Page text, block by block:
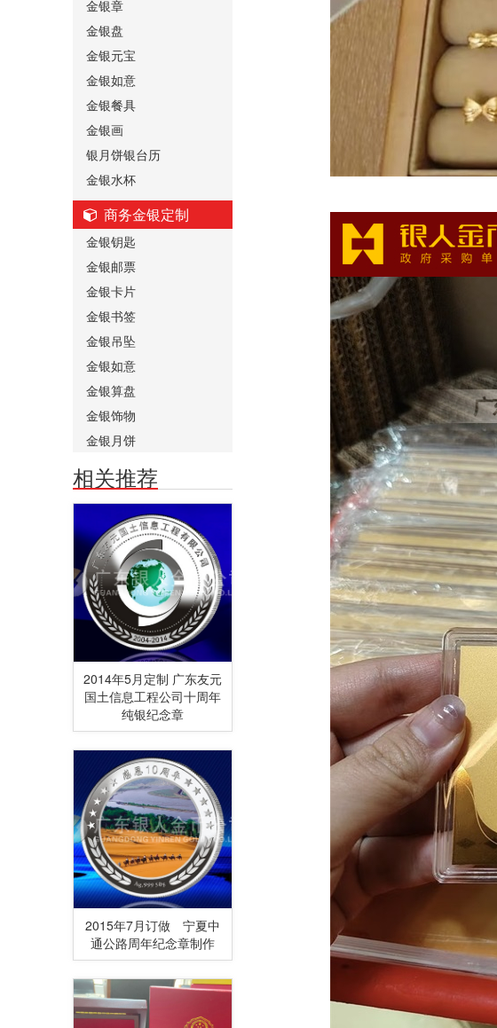
金银章
金银盘
金银元宝
金银如意
金银餐具
金银画
银月饼银台历
金银水杯
商务金银定制
金银钥匙
金银邮票
金银卡片
金银书签
金银吊坠
金银如意
金银算盘
金银饰物
金银月饼
相关推荐
2014年5月定制 广东友元
国土信息工程公司十周年
纯银纪念章
2015年7月订做 宁夏中
通公路周年纪念章制作